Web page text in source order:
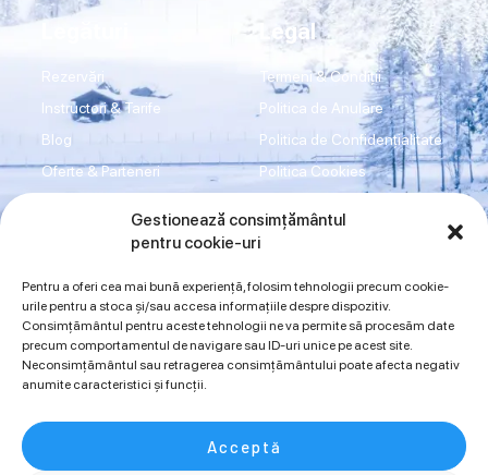
Gestionează consimțământul
pentru cookie-uri
Pentru a oferi cea mai bună experiență, folosim tehnologii precum cookie-
urile pentru a stoca și/sau accesa informațiile despre dispozitiv.
Consimțământul pentru aceste tehnologii ne va permite să procesăm date
precum comportamentul de navigare sau ID-uri unice pe acest site.
Neconsimțământul sau retragerea consimțământului poate afecta negativ
anumite caracteristici și funcții.
Acceptă
Rezervări
Instructori & Tarife
Blog
Oferte & Parteneri
Legal
Termeni & Condiții
Politica de Anulare
Politica de Confidențialitate
Politica Cookies
Imprint
Sună acum
0734942997